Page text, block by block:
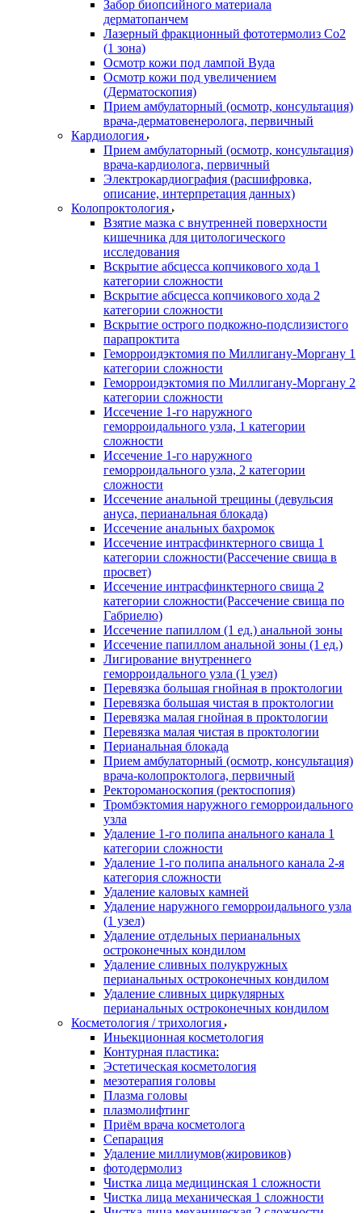
Забор биопсийного материала
дерматопанчем
Лазерный фракционный фототермолиз Со2
(1 зона)
Осмотр кожи под лампой Вуда
Осмотр кожи под увеличением
(Дерматоскопия)
Прием амбулаторный (осмотр, консультация)
врача-дерматовенеролога, первичный
Кардиология
Прием амбулаторный (осмотр, консультация)
врача-кардиолога, первичный
Электрокардиография (расшифровка,
описание, интерпретация данных)
Колопроктология
Взятие мазка с внутренней поверхности
кишечника для цитологического
исследования
Вскрытие абсцесса копчикового хода 1
категории сложности
Вскрытие абсцесса копчикового хода 2
категории сложности
Вскрытие острого подкожно-подслизистого
парапроктита
Геморроидэктомия по Миллигану-Моргану 1
категории сложности
Геморроидэктомия по Миллигану-Моргану 2
категории сложности
Иссечение 1-го наружного
геморроидального узла, 1 категории
сложности
Иссечение 1-го наружного
геморроидального узла, 2 категории
сложности
Иссечение анальной трещины (девульсия
ануса, перианальная блокада)
Иссечение анальных бахромок
Иссечение интрасфинктерного свища 1
категории сложности(Рассечение свища в
просвет)
Иссечение интрасфинктерного свища 2
категории сложности(Рассечение свища по
Габриелю)
Иссечение папиллом (1 ед.) анальной зоны
Иссечение папиллом анальной зоны (1 ед.)
Лигирование внутреннего
геморроидального узла (1 узел)
Перевязка большая гнойная в проктологии
Перевязка большая чистая в проктологии
Перевязка малая гнойная в проктологии
Перевязка малая чистая в проктологии
Перианальная блокада
Прием амбулаторный (осмотр, консультация)
врача-колопроктолога, первичный
Ректороманоскопия (ректоспопия)
Тромбэктомия наружного геморроидального
узла
Удаление 1-го полипа анального канала 1
категории сложности
Удаление 1-го полипа анального канала 2-я
категория сложности
Удаление каловых камней
Удаление наружного геморроидального узла
(1 узел)
Удаление отдельных перианальных
остроконечных кондилом
Удаление сливных полукружных
перианальных остроконечных кондилом
Удаление сливных циркулярных
перианальных остроконечных кондилом
Косметология / трихология
Иньекционная косметология
Контурная пластика:
Эстетическая косметология
мезотерапия головы
Плазма головы
плазмолифтинг
Приём врача косметолога
Сепарация
Удаление миллиумов(жировиков)
фотодермолиз
Чистка лица медицинская 1 сложности
Чистка лица механическая 1 сложности